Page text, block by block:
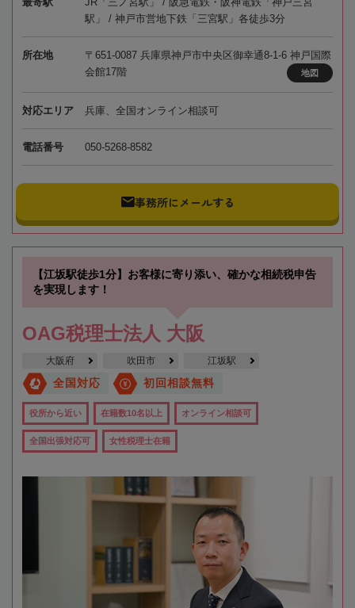
駅」 / 神戸市営地下鉄「三宮駅」各徒歩3分
所在地
〒651-0087 兵庫県神戸市中央区御幸通8-1-6 神戸国際
会館17階
地図
対応エリア 兵庫、全国オンライン相談可
電話番号 050-5268-8582
事務所にメールする
【江坂駅徒歩1分】お客様に寄り添い、確かな相続税申告
を実現します！
OAG税理士法人 大阪
大阪府 吹田市 江坂駅
全国対応 初回相談無料
役所から近い 在籍数10名以上 オンライン相談可
全国出張対応可 女性税理士在籍